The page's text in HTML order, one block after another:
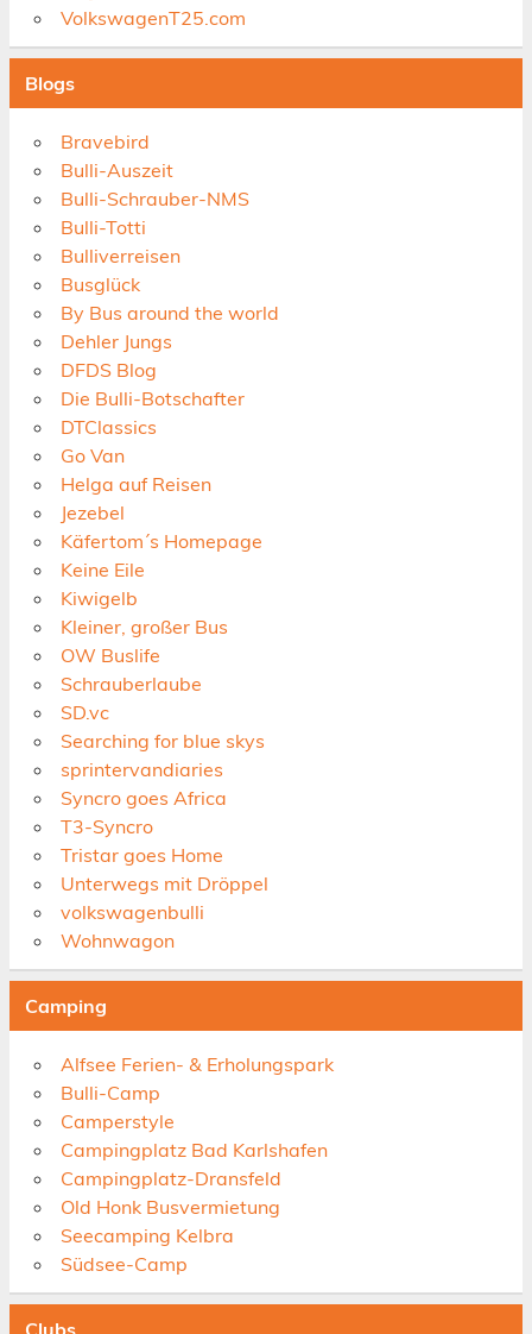
VolkswagenT25.com
Blogs
Bravebird
Bulli-Auszeit
Bulli-Schrauber-NMS
Bulli-Totti
Bulliverreisen
Busglück
By Bus around the world
Dehler Jungs
DFDS Blog
Die Bulli-Botschafter
DTClassics
Go Van
Helga auf Reisen
Jezebel
Käfertom´s Homepage
Keine Eile
Kiwigelb
Kleiner, großer Bus
OW Buslife
Schrauberlaube
SD.vc
Searching for blue skys
sprintervandiaries
Syncro goes Africa
T3-Syncro
Tristar goes Home
Unterwegs mit Dröppel
volkswagenbulli
Wohnwagon
Camping
Alfsee Ferien- & Erholungspark
Bulli-Camp
Camperstyle
Campingplatz Bad Karlshafen
Campingplatz-Dransfeld
Old Honk Busvermietung
Seecamping Kelbra
Südsee-Camp
Clubs